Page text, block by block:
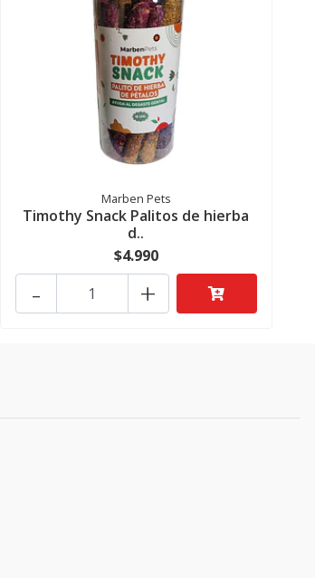
Marben Pets
Timothy Snack Palitos de hierba
d..
$4.990
+
-